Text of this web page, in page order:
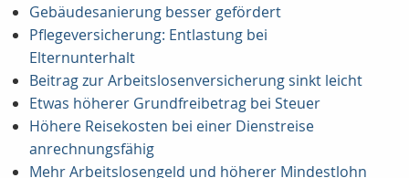
Gebäudesanierung besser gefördert
Pflegeversicherung: Entlastung bei
Elternunterhalt
Beitrag zur Arbeitslosenversicherung sinkt leicht
Etwas höherer Grundfreibetrag bei Steuer
Höhere Reisekosten bei einer Dienstreise
anrechnungsfähig
Mehr Arbeitslosengeld und höherer Mindestlohn